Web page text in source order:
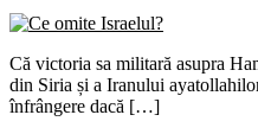
Că victoria sa militară asupra
din Siria și a Iranului
înfrângere dacă […]